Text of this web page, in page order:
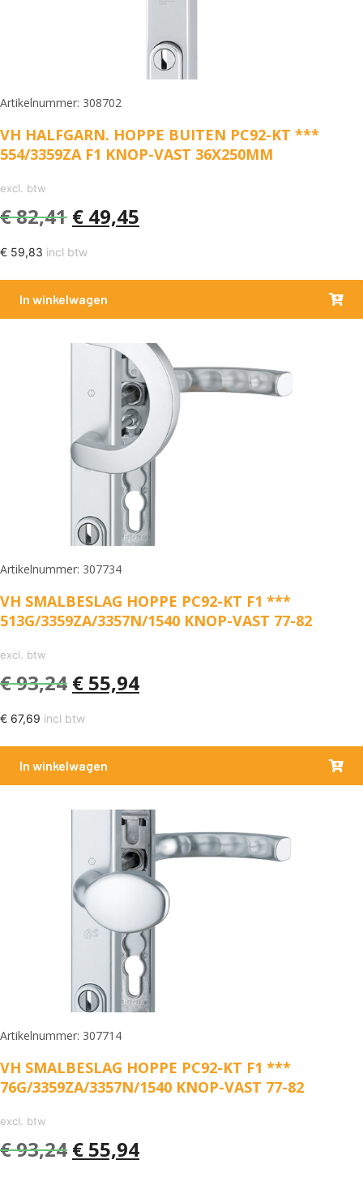
Artikelnummer: 308702
VH HALFGARN. HOPPE BUITEN PC92-KT ***
554/3359ZA F1 KNOP-VAST 36X250MM
excl. btw
€82,41 € 49,45
€ 59,83 incl btw
In winkelwagen
Artikelnummer: 307734
VH SMALBESLAG HOPPE PC92-KT F1 ***
513G/3359ZA/3357N/1540 KNOP-VAST 77-82
excl. btw
€93,24 € 55,94
€ 67,69 incl btw
In winkelwagen
Artikelnummer: 307714
VH SMALBESLAG HOPPE PC92-KT F1 ***
76G/3359ZA/3357N/1540 KNOP-VAST 77-82
excl. btw
€93,24 € 55,94